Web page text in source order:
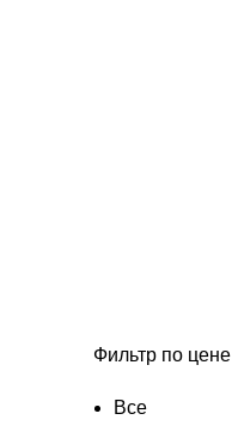
Фильтр по цене
Все